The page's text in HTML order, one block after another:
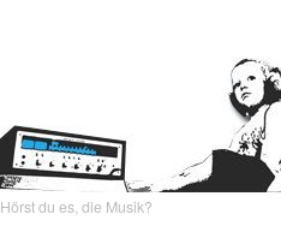
Hörst du es, die Musik?